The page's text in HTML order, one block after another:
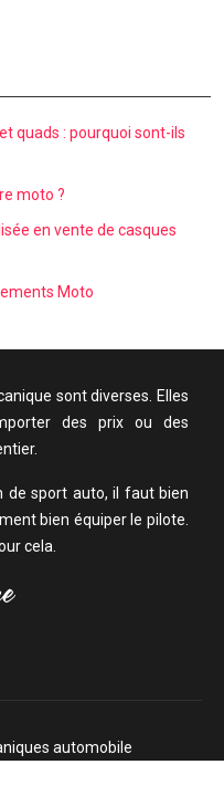
quads : pourquoi sont-ils
moto ?
en vente de casques
Moto
sont diverses. Elles
des prix ou des
de sport auto, il faut bien
bien équiper le pilote.
cela.
automobile